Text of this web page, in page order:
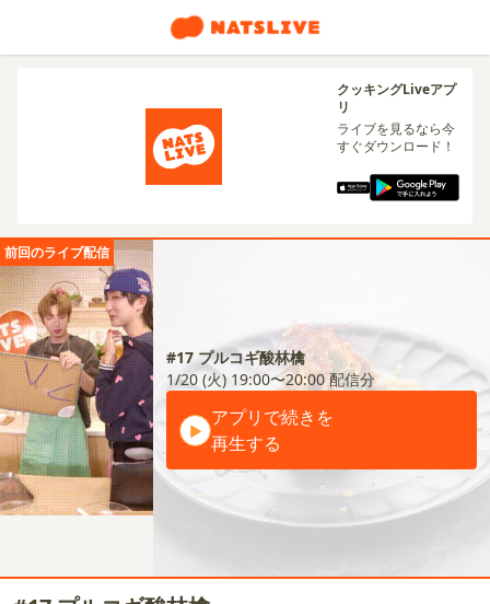
クッキングLiveアプ
リ
ライブを見るなら今
すぐダウンロード！
前回のライブ配信
#17 プルコギ酸林檎
1/20 (火) 19:00〜20:00配信分
アプリで続きを
再生する